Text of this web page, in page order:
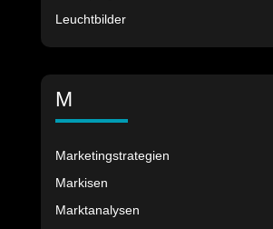
Leuchtbilder
M
Marketingstrategien
Markisen
Marktanalysen